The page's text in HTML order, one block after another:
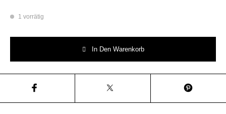
1 vorrätig
In Den Warenkorb